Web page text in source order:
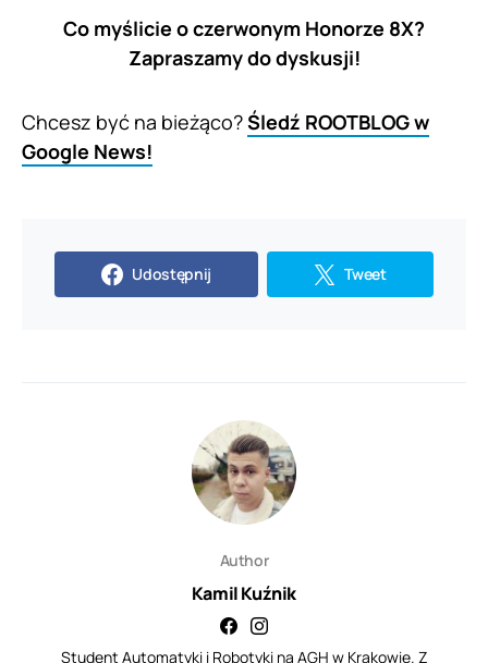
Co myślicie o czerwonym Honorze 8X?
Zapraszamy do dyskusji!
Chcesz być na bieżąco?Śledź ROOTBLOG w
Google News!
Udostępnij Tweet
Author
Kamil Kuźnik
Student Automatyki i Robotyki na AGH w Krakowie. Z